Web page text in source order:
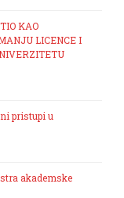
KAO
LICENCE I
pristupi u
akademske